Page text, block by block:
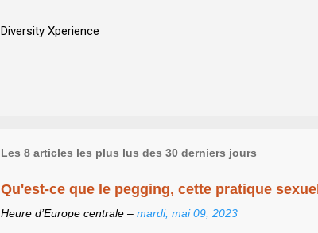
Diversity Xperience
Les 8 articles les plus lus des 30 derniers jours
Qu'est-ce que le pegging, cette pratique
Heure d’Europe centrale – mardi, mai 09, 2023